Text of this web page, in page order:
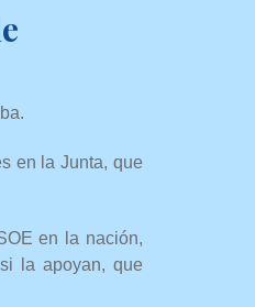
en la Junta, que
en la nación,
la apoyan, que